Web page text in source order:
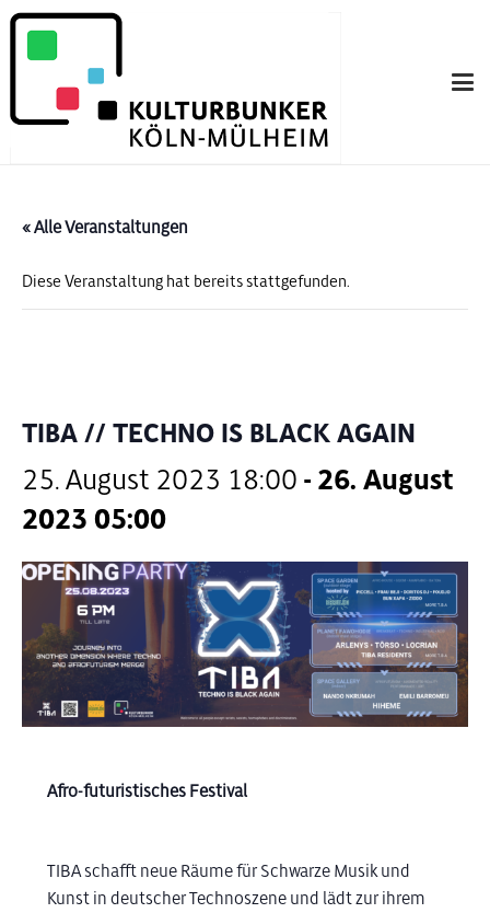
« Alle Veranstaltungen
Diese Veranstaltung hat bereits stattgefunden.
TIBA // TECHNO IS BLACK AGAIN
25. August 2023 18:00 - 26. August
2023 05:00
Afro-futuristisches Festival
TIBA schafft neue Räume für Schwarze Musik und
Kunst in deutscher Technoszene und lädt zur ihrem